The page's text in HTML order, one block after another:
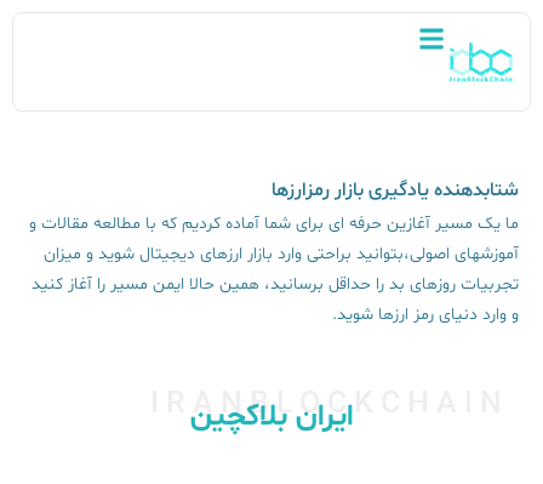
شتابدهنده یادگیری بازار رمزارزها
ما یک مسیر آغازین حرفه ای برای شما آماده کردیم که با مطالعه مقالات و
آموزشهای اصولی،بتوانید براحتی وارد بازار ارزهای دیجیتال شوید و میزان
تجربیات روزهای بد را حداقل برسانید، همین حالا ایمن مسیر را آغاز کنید
و وارد دنیای رمز ارزها شوید.
IRANBLOCKCHAIN
ایران بلاکچین